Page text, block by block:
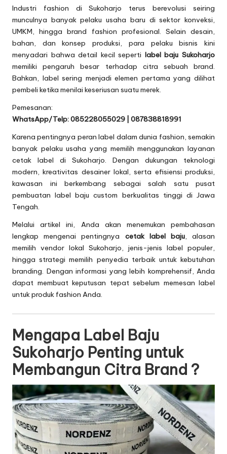
Industri fashion di Sukoharjo terus berevolusi seiring
munculnya banyak pelaku usaha baru di sektor konveksi,
UMKM, hingga brand fashion profesional. Selain desain,
bahan, dan konsep produksi, para pelaku bisnis kini
menyadari bahwa detail kecil seperti label baju Sukoharjo
memiliki pengaruh besar terhadap citra sebuah brand.
Bahkan, label sering menjadi elemen pertama yang dilihat
pembeli ketika menilai keseriusan suatu merek.
Pemesanan:
WhatsApp/Telp: 085228055029 | 087838818991
Karena pentingnya peran label dalam dunia fashion, semakin
banyak pelaku usaha yang memilih menggunakan layanan
cetak label di Sukoharjo. Dengan dukungan teknologi
modern, kreativitas desainer lokal, serta efisiensi produksi,
kawasan ini berkembang sebagai salah satu pusat
pembuatan label baju custom berkualitas tinggi di Jawa
Tengah.
Melalui artikel ini, Anda akan menemukan pembahasan
lengkap mengenai pentingnya cetak label baju, alasan
memilih vendor lokal Sukoharjo, jenis-jenis label populer,
hingga strategi memilih penyedia terbaik untuk kebutuhan
branding. Dengan informasi yang lebih komprehensif, Anda
dapat membuat keputusan tepat sebelum memesan label
untuk produk fashion Anda.
Mengapa Label Baju
Sukoharjo Penting untuk
Membangun Citra Brand ?